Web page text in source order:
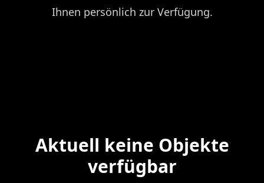
Ihnen persönlich zur Verfügung.
Aktuell keine Objekte
verfügbar